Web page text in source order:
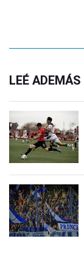
LEÉ ADEMÁS